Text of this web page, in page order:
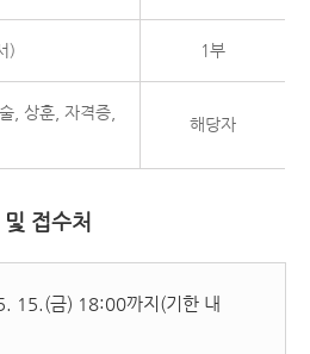
) 1부
, 상훈, 자격증,
해당자
접수처
15.(금) 18:00까지(기한 내